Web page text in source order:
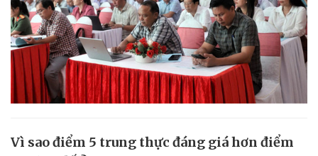
Vì sao điểm 5 trung thực đáng giá hơn điểm